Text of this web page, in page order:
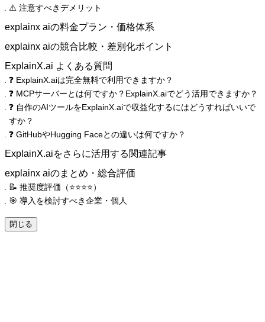
⚠️ 注意すべきデメリット
explainx aiの料金プラン・価格体系
explainx aiの競合比較・差別化ポイント
ExplainX.ai よくある質問
❓ ExplainX.aiは完全無料で利用できますか？
❓ MCPサーバーとは何ですか？ExplainX.aiでどう活用できますか？
❓ 自作のAIツールをExplainX.aiで収益化するにはどうすればいいで
すか？
❓ GitHubやHugging Faceとの違いは何ですか？
ExplainX.aiをさらに活用する関連記事
explainx aiのまとめ・総合評価
📝 推奨度評価（⭐️⭐️⭐️⭐️）
🎯 導入を検討すべき企業・個人
閉じる